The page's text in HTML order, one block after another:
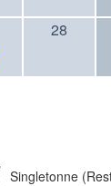
28
Singletonne